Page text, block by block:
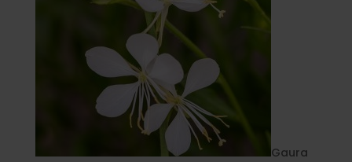
Gaura